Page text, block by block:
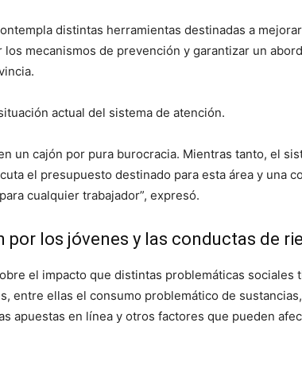
distintas herramientas destinadas a
mecanismos de prevención y garantizar un
actual del sistema de atención.
un cajón por pura burocracia. Mientras tanto, el
el presupuesto destinado para esta área y una
cualquier trabajador”, expresó.
por los jóvenes y las conductas de
el impacto que distintas problemáticas sociales
entre ellas el consumo problemático de
apuestas en línea y otros factores que pueden